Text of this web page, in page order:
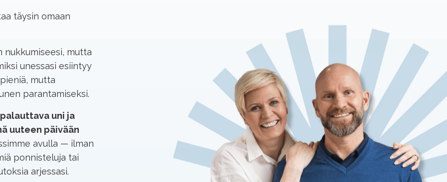
täysin omaan
mutta
unessasi esiintyy
mutta
parantamiseksi.
uni ja
uuteen päivään
avulla — ilman
ponnisteluja tai
arjessasi.